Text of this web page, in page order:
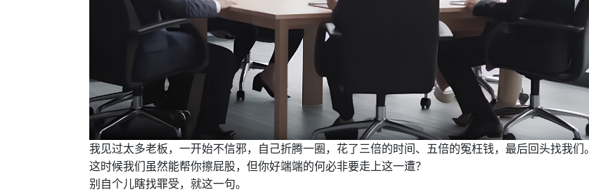
我见过太多老板，一开始不信邪，自己折腾一圈，花了三倍的时间、五倍的冤枉钱，最后回头找我们。
这时候我们虽然能帮你擦屁股，但你好端端的何必非要走上这一遭？
别自个儿瞎找罪受，就这一句。